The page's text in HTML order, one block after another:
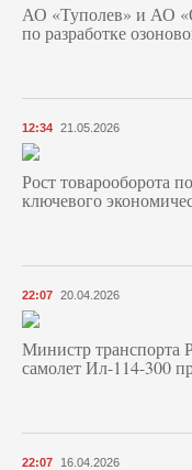
АО «Туполев» и АО
по разработке
12:34 21.05.2026
Рост товарооборота
ключевого
22:07 20.04.2026
Министр транспорта
самолет Ил-114-300
22:07 16.04.2026